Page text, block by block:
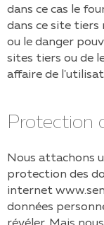
dans ce cas le
dans ce site tiers
ou le danger
sites tiers ou de
affaire de
Protection
Nous attachons
protection des
internet
données